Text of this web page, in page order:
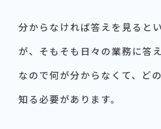
分からなければ答えを見ると
が、そもそも日々の業務に答
なので何が分からなくて、ど
知る必要があります。